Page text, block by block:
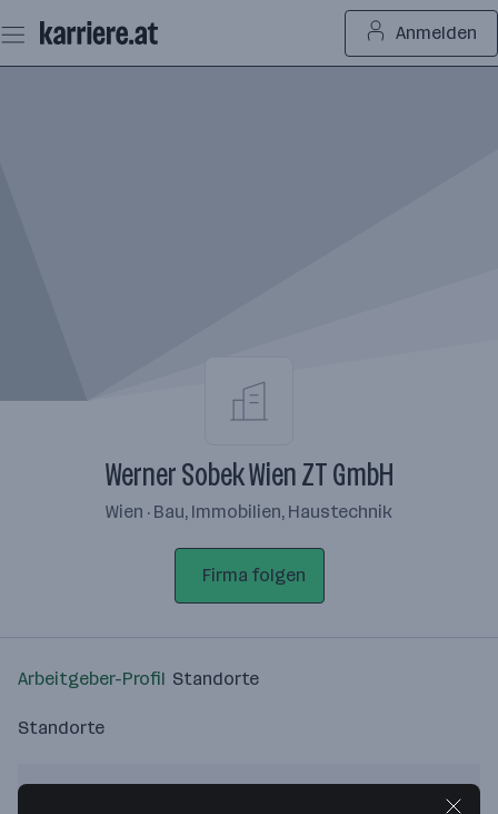
Seiteninhalt
springen
Anmelden
Werner Sobek Wien ZT GmbH
Wien · Bau, Immobilien, Haustechnik
Firma folgen
Arbeitgeber-Profil Standorte
Standorte